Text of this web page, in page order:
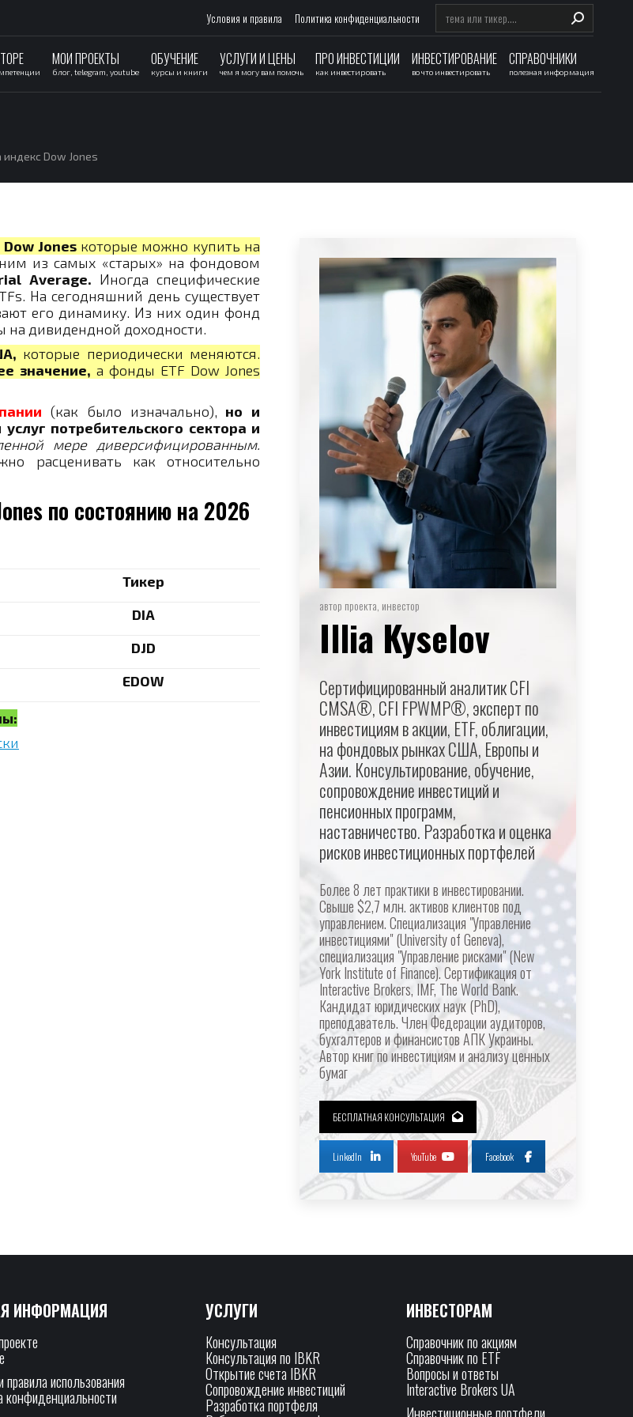
Условия и правила Политика конфиденциальности
МОИ ПРОЕКТЫ
блог, telegram, youtube
ОБУЧЕНИЕ
курсы и книги
УСЛУГИ И ЦЕНЫ
чем я могу вам помочь
ПРО ИНВЕСТИЦИИ
как инвестировать
ИНВЕСТИРОВАНИЕ
во что инвестировать
СПРАВОЧНИКИ
полезная информация
индекс Dow Jones
Jonesкоторые можно купить на
из самых «старых» на фондовом
Average. Иногда специфические
На сегодняшний день существует
его динамику. Из них один фонд
на дивидендной доходности.
которые периодически меняются.
значение, а фонды ETF Dow Jones
(как было изначально), но и
потребительского сектора и
мере диверсифицированным.
расценивать как относительно
по состоянию на 2026
Тикер
DIA
DJD
EDOW
автор проекта, инвестор
Illia Kyselov
Сертифицированный аналитик CFI
CMSA®, CFI FPWMP®, эксперт по
инвестициям в акции, ETF, облигации,
на фондовых рынках США, Европы и
Азии. Консультирование, обучение,
сопровождение инвестиций и
пенсионных программ,
наставничество. Разработка и оценка
рисков инвестиционных портфелей
Более 8 лет практики в инвестировании.
Свыше $2,7 млн. активов клиентов под
управлением. Специализация "Управление
инвестициями" (University of Geneva),
специализация "Управление рисками" (New
York Institute of Finance). Сертификация от
Interactive Brokers, IMF, The World Bank.
Кандидат юридических наук (PhD),
преподаватель. Член Федерации аудиторов,
бухгалтеров и финансистов АПК Украины.
Автор книг по инвестициям и анализу ценных
бумаг
БЕСПЛАТНАЯ КОНСУЛЬТАЦИЯ
LinkedIn YouTube Facebook
ИНФОРМАЦИЯ
правила использования
конфиденциальности
УСЛУГИ
Консультация
Консультация по IBKR
Открытие счета IBKR
Сопровождение инвестиций
Разработка портфеля
ИНВЕСТОРАМ
Справочник по акциям
Справочник по ETF
Вопросы и ответы
Interactive Brokers UA